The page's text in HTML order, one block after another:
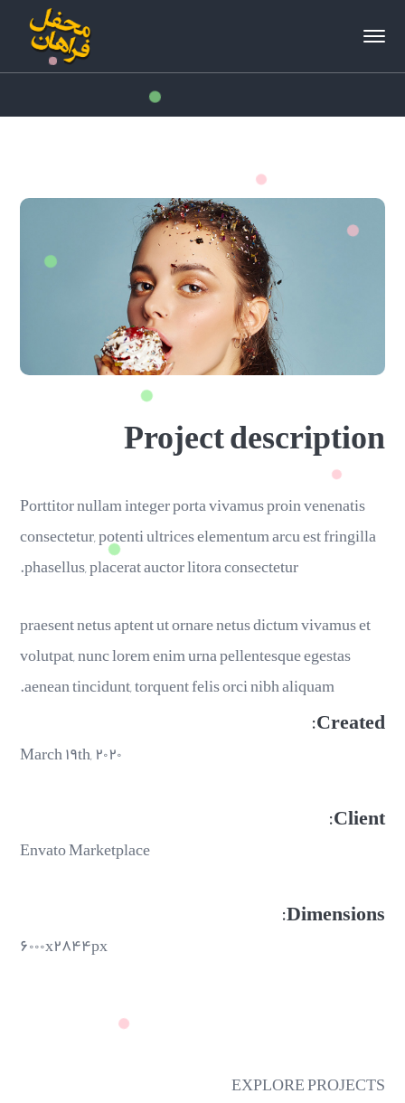
Project description
Porttitor nullam integer porta vivamus proin venenatis
consectetur, potenti ultrices elementum arcu est fringilla
phasellus, placerat auctor litora consectetur.
praesent netus aptent ut ornare netus dictum vivamus et
volutpat, nunc lorem enim urna pellentesque egestas
aenean tincidunt, torquent felis orci nibh aliquam.
Created:
March ۱۹th, ۲۰۲۰
Client:
Envato Marketplace
Dimensions:
۶۰۰۰x۲۸۴۴px
EXPLORE PROJECTS